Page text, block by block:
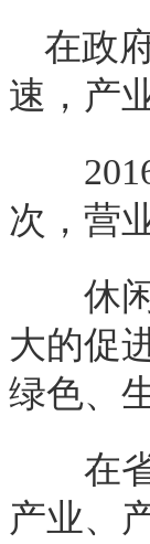
在政
速，产
次，营
休闲
大的促
绿色、
在省
产业、